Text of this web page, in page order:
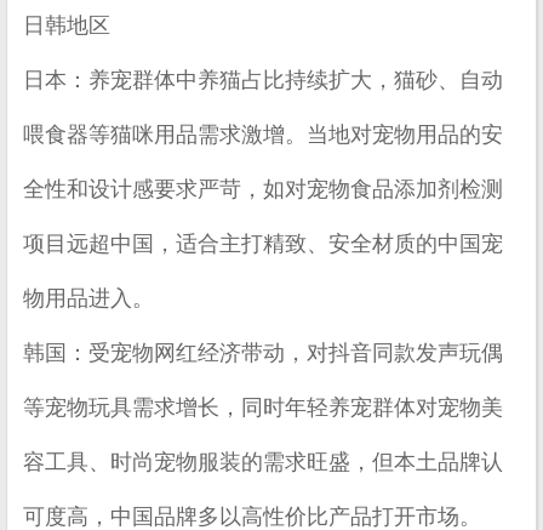
日韩地区
日本 ：养宠群体中养猫占比持续扩大，猫砂、自动
喂食器等猫咪用品需求激增。当地对宠物用品的安
全性和设计感要求严苛，如对宠物食品添加剂检测
项目远超中国，适合主打精致、安全材质的中国宠
物用品进入。
韩国 ：受宠物网红经济带动，对抖音同款发声玩偶
等宠物玩具需求增长，同时年轻养宠群体对宠物美
容工具、时尚宠物服装的需求旺盛，但本土品牌认
可度高，中国品牌多以高性价比产品打开市场。